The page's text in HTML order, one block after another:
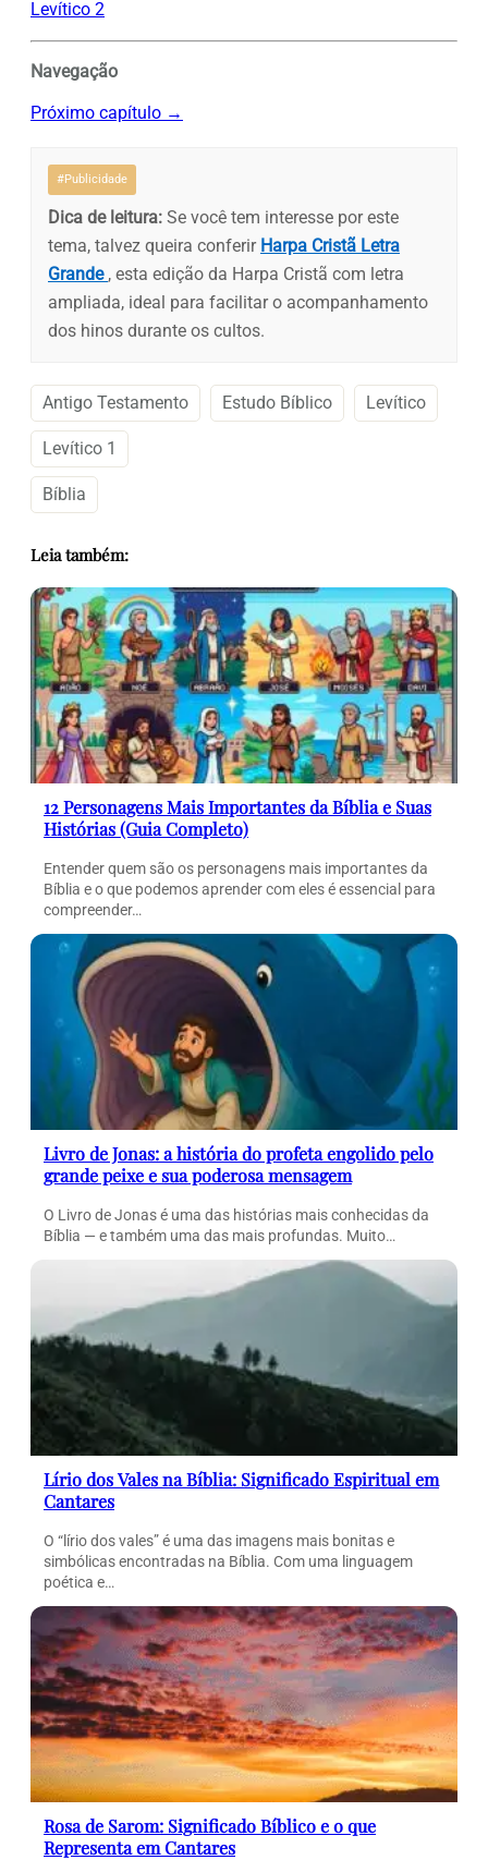
Levítico 2
Navegação
Próximo capítulo →
#Publicidade
Dica de leitura: Se você tem interesse por este
tema, talvez queira conferir Harpa Cristã Letra
Grande , esta edição da Harpa Cristã com letra
ampliada, ideal para facilitar o acompanhamento
dos hinos durante os cultos.
Antigo Testamento Estudo Bíblico Levítico
Levítico 1
Bíblia
Leia também:
12 Personagens Mais Importantes da Bíblia e Suas
Histórias (Guia Completo)
Entender quem são os personagens mais importantes da
Bíblia e o que podemos aprender com eles é essencial para
compreender…
Livro de Jonas: a história do profeta engolido pelo
grande peixe e sua poderosa mensagem
O Livro de Jonas é uma das histórias mais conhecidas da
Bíblia — e também uma das mais profundas. Muito…
Lírio dos Vales na Bíblia: Significado Espiritual em
Cantares
O “lírio dos vales” é uma das imagens mais bonitas e
simbólicas encontradas na Bíblia. Com uma linguagem
poética e…
Rosa de Sarom: Significado Bíblico e o que
Representa em Cantares